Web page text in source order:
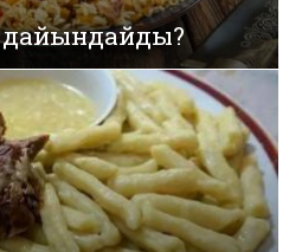
дайындайды?